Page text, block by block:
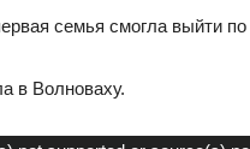
семья смогла выйти
в Волноваху.